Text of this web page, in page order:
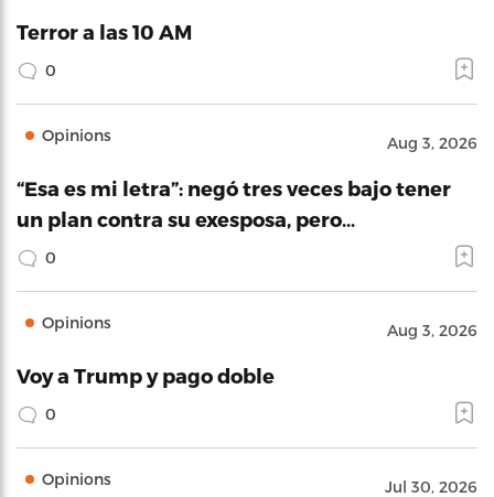
Terror a las 10 AM
0
Opinions Aug 3, 2026
“Esa es mi letra”: negó tres veces bajo tener
un plan contra su exesposa, pero…
0
Opinions Aug 3, 2026
Voy a Trump y pago doble
0
Opinions Jul 30, 2026